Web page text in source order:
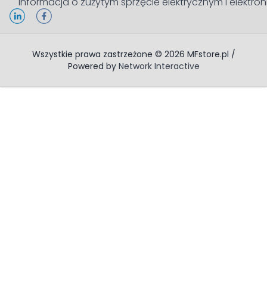
Wszystkie prawa zastrzeżone © 2026 MFstore.pl /
Powered by Network Interactive